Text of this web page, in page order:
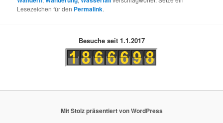
Lesezeichen für den Permalink.
Besuche seit 1.1.2017
Mit Stolz präsentiert von WordPress